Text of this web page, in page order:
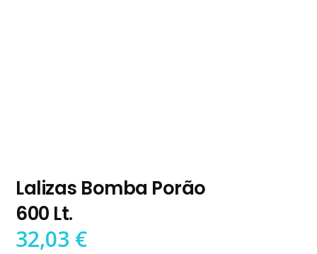
Lalizas Bomba Porão
600 Lt.
32,03 €